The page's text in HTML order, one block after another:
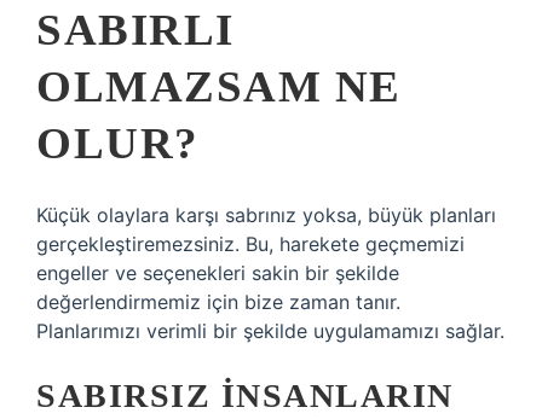
SABIRLI
OLMAZSAM NE
OLUR?
Küçük olaylara karşı sabrınız yoksa, büyük planları
gerçekleştiremezsiniz. Bu, harekete geçmemizi
engeller ve seçenekleri sakin bir şekilde
değerlendirmemiz için bize zaman tanır.
Planlarımızı verimli bir şekilde uygulamamızı sağlar.
SABIRSIZ INSANLARIN